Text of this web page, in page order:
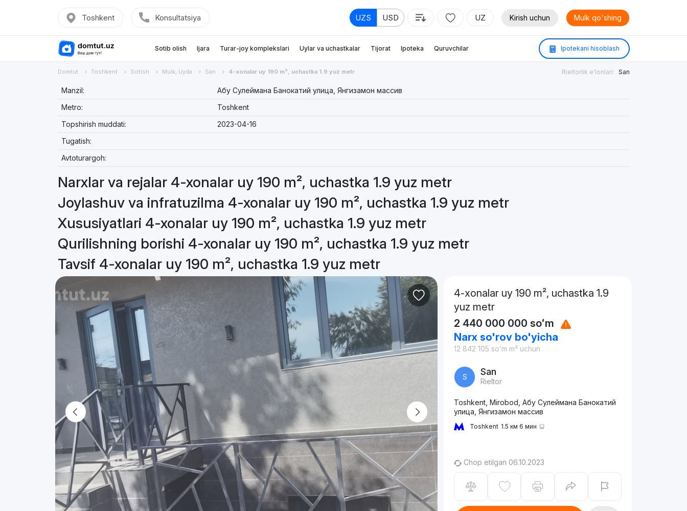
Toshkent Konsultatsiya UZS USD UZ Kirish uchun Mulk qo'shing
Sotib olish Ijara Turar-joy komplekslari Uylar va uchastkalar Tijorat Ipoteka Quruvchilar Ipotekani hisoblash
Domtut Toshkent Sotish Mulk, Uyda San 4-xonalar uy 190 m², uchastka 1.9 yuz metr Rieltorlik e'lonlari: San
Manzil:
Абу Сулеймана Банокатий улица, Янгизамон массив
Metro:
Toshkent
Topshirish muddati:
2023-04-16
Tugatish:
Avtoturargoh:
Narxlar va rejalar 4-xonalar uy 190 m², uchastka 1.9 yuz metr
Joylashuv va infratuzilma 4-xonalar uy 190 m², uchastka 1.9 yuz metr
Xususiyatlari 4-xonalar uy 190 m², uchastka 1.9 yuz metr
Qurilishning borishi 4-xonalar uy 190 m², uchastka 1.9 yuz metr
Tavsif 4-xonalar uy 190 m², uchastka 1.9 yuz metr
4-xonalar uy 190 m², uchastka 1.9
yuz metr
2 440 000 000 soʻm
Narx so'rov bo'yicha
12 842 105 soʻm m² uchun
S San
Rieltor
Toshkent, Mirobod, Абу Сулеймана Банокатий
улица, Янгизамон массив
Toshkent 1.5 км 6 мин
Chop etilgan 06.10.2023